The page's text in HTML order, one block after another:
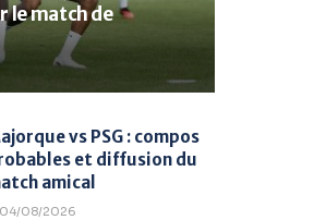
le match de
vs PSG : compos
et diffusion du
amical
08/2026